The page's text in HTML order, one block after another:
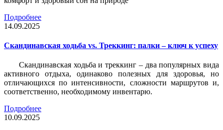
Подробнее
14.09.2025
Скандинавская ходьба vs. Треккинг: палки – ключ к успеху
Скандинавская ходьба и треккинг – два популярных вида
активного отдыха, одинаково полезных для здоровья, но
отличающихся по интенсивности, сложности маршрутов и,
соответственно, необходимому инвентарю.
Подробнее
10.09.2025